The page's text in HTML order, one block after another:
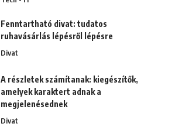
Fenntartható divat: tudatos
ruhavásárlás lépésről lépésre
Divat
A részletek számítanak: kiegészítők,
amelyek karaktert adnak a
megjelenésednek
Divat